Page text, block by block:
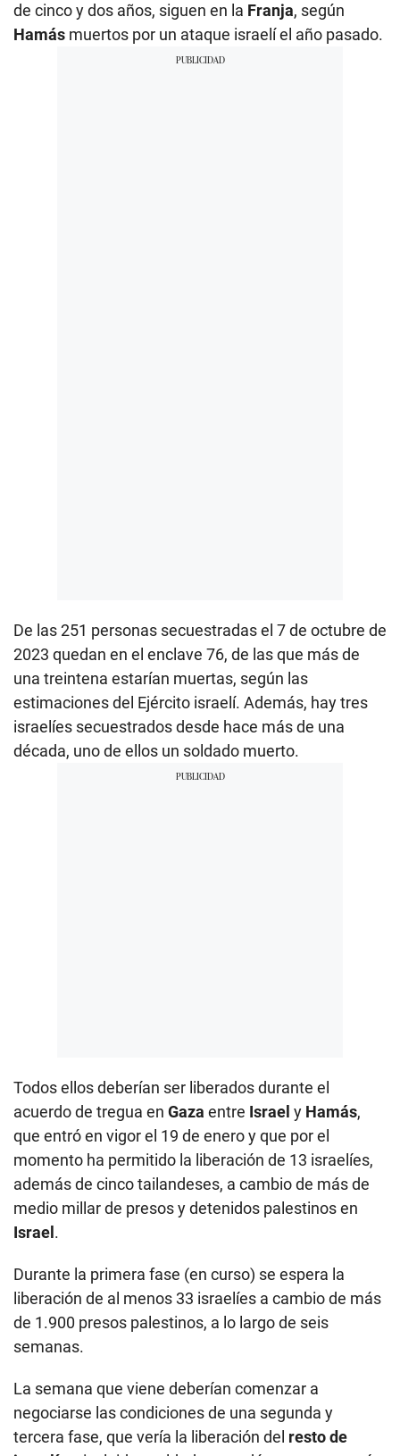
de cinco y dos años, siguen en la Franja, según
Hamás muertos por un ataque israelí el año pasado.
De las 251 personas secuestradas el 7 de octubre de
2023 quedan en el enclave 76, de las que más de
una treintena estarían muertas, según las
estimaciones del Ejército israelí. Además, hay tres
israelíes secuestrados desde hace más de una
década, uno de ellos un soldado muerto.
Todos ellos deberían ser liberados durante el
acuerdo de tregua en Gaza entre Israel y Hamás,
que entró en vigor el 19 de enero y que por el
momento ha permitido la liberación de 13 israelíes,
además de cinco tailandeses, a cambio de más de
medio millar de presos y detenidos palestinos en
Israel .
Durante la primera fase (en curso) se espera la
liberación de al menos 33 israelíes a cambio de más
de 1.900 presos palestinos, a lo largo de seis
semanas.
La semana que viene deberían comenzar a
negociarse las condiciones de una segunda y
tercera fase, que vería la liberación del resto de